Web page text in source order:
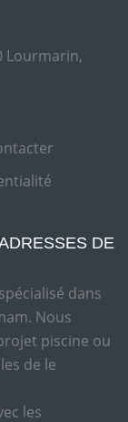
Lourmarin,
DE
dans
Nous
piscine ou
de le
les